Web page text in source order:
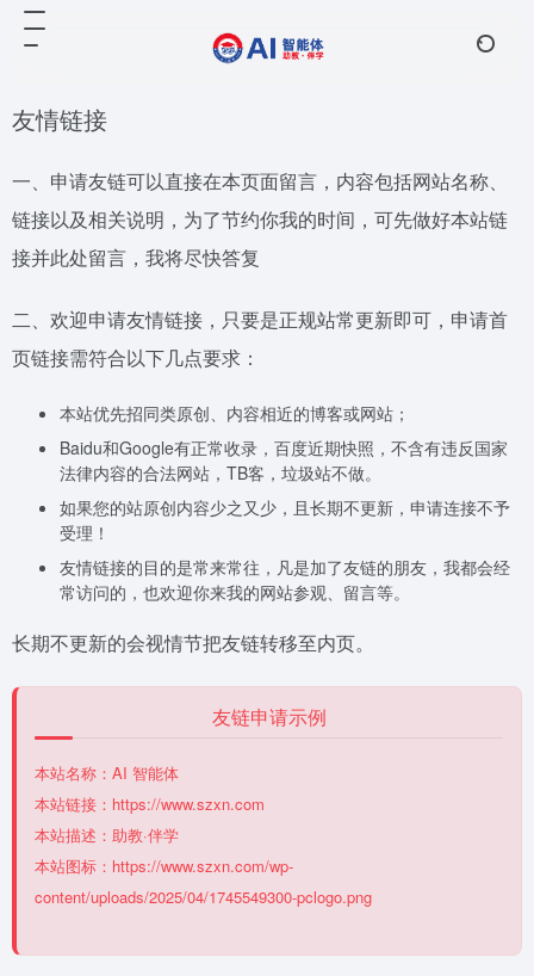
友情链接
一、申请友链可以直接在本页面留言，内容包括网站名称、
链接以及相关说明，为了节约你我的时间，可先做好本站链
接并此处留言，我将尽快答复
二、欢迎申请友情链接，只要是正规站常更新即可，申请首
页链接需符合以下几点要求：
本站优先招同类原创、内容相近的博客或网站；
Baidu和Google有正常收录，百度近期快照，不含有违反国家
法律内容的合法网站，TB客，垃圾站不做。
如果您的站原创内容少之又少，且长期不更新，申请连接不予
受理！
友情链接的目的是常来常往，凡是加了友链的朋友，我都会经
常访问的，也欢迎你来我的网站参观、留言等。
长期不更新的会视情节把友链转移至内页。
友链申请示例
本站名称：AI 智能体
本站链接：https://www.szxn.com
本站描述：助教·伴学
本站图标：https://www.szxn.com/wp-
content/uploads/2025/04/1745549300-pclogo.png